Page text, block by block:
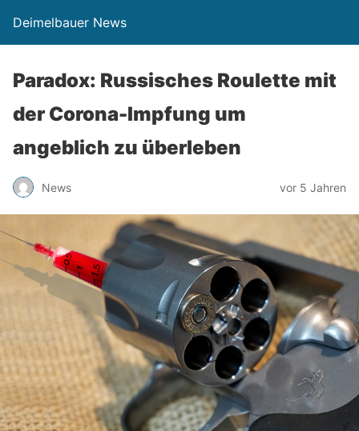
Deimelbauer News
Paradox: Russisches Roulette mit
der Corona-Impfung um
angeblich zu überleben
News vor 5 Jahren